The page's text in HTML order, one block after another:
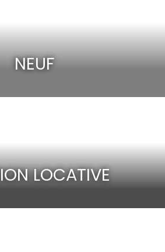
NEUF
LOCATIVE